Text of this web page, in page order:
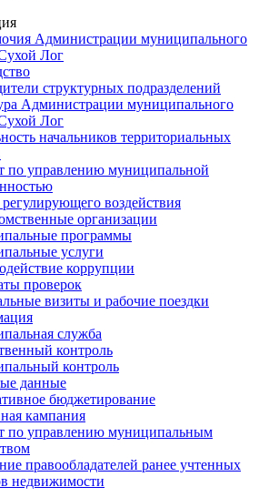
Администрации муниципального
Лог
структурных подразделений
Администрации муниципального
Лог
начальников территориальных
по управлению муниципальной
воздействия
организации
программы
услуги
коррупции
проверок
визиты и рабочие поездки
служба
контроль
контроль
данные
бюджетирование
кампания
по управлению муниципальным
правообладателей ранее учтенных
недвижимости